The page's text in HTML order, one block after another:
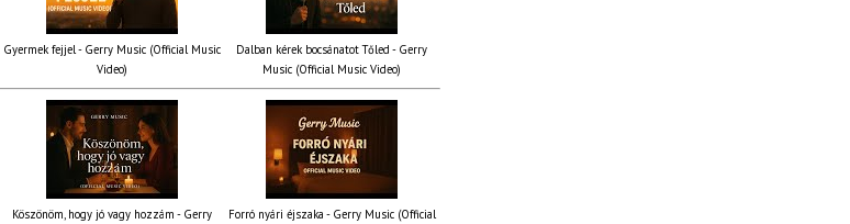
Gyermek fejjel - Gerry Music (Official Music
Video)
Dalban kérek bocsánatot Tőled - Gerry
Music (Official Music Video)
Köszönöm, hogy jó vagy hozzám - Gerry
Forró nyári éjszaka - Gerry Music (Official